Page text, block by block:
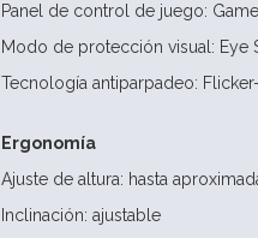
Panel de control de juego:
Modo de protección visual: Eye
Tecnología antiparpadeo:
Ergonomía
Ajuste de altura: hasta
Inclinación: ajustable